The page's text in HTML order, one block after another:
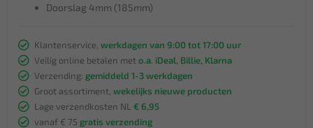
Doorslag 4mm (185mm)
Klantenservice, werkdagen van 9:00 tot 17:00 uur
Veilig online betalen met o.a. iDeal, Billie, Klarna
Verzending: gemiddeld 1-3 werkdagen
Groot assortiment, wekelijks nieuwe producten
Lage verzendkosten NL € 6,95
vanaf € 75 gratis verzending